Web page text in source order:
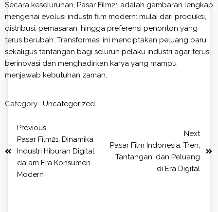
Secara keseluruhan, Pasar Film21 adalah gambaran lengkap
mengenai evolusi industri film modern: mulai dari produksi,
distribusi, pemasaran, hingga preferensi penonton yang
terus berubah. Transformasi ini menciptakan peluang baru
sekaligus tantangan bagi seluruh pelaku industri agar terus
berinovasi dan menghadirkan karya yang mampu
menjawab kebutuhan zaman.
Category : Uncategorized
Previous
Pasar Film21: Dinamika
Industri Hiburan Digital
dalam Era Konsumen
Modern
Next
Pasar Film Indonesia: Tren,
Tantangan, dan Peluang
di Era Digital